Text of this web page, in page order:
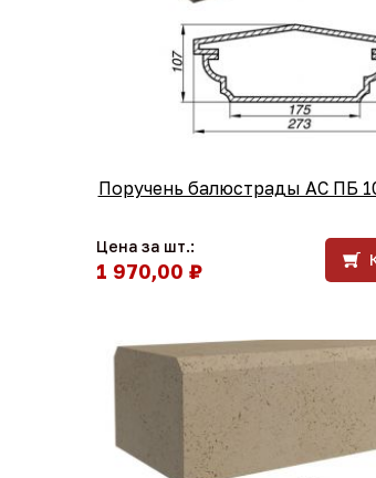
Поручень балюстрады АС ПБ
Цена за шт.:
1 970,00 ₽